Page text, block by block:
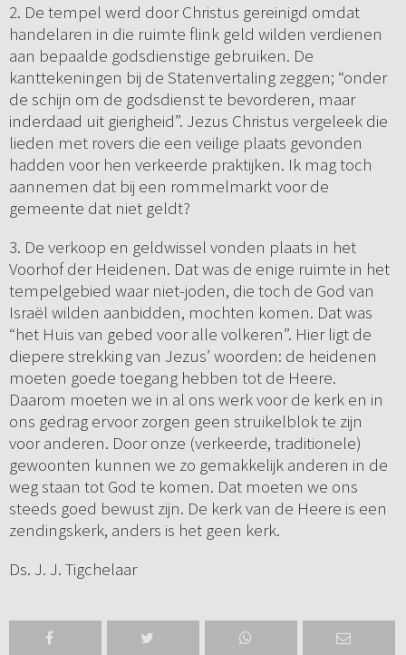
2. De tempel werd door Christus gereinigd omdat
handelaren in die ruimte flink geld wilden verdienen
aan bepaalde godsdienstige gebruiken. De
kanttekeningen bij de Statenvertaling zeggen; “onder
de schijn om de godsdienst te bevorderen, maar
inderdaad uit gierigheid”. Jezus Christus vergeleek die
lieden met rovers die een veilige plaats gevonden
hadden voor hen verkeerde praktijken. Ik mag toch
aannemen dat bij een rommelmarkt voor de
gemeente dat niet geldt?
3. De verkoop en geldwissel vonden plaats in het
Voorhof der Heidenen. Dat was de enige ruimte in het
tempelgebied waar niet-joden, die toch de God van
Israël wilden aanbidden, mochten komen. Dat was
“het Huis van gebed voor alle volkeren”. Hier ligt de
diepere strekking van Jezus’ woorden: de heidenen
moeten goede toegang hebben tot de Heere.
Daarom moeten we in al ons werk voor de kerk en in
ons gedrag ervoor zorgen geen struikelblok te zijn
voor anderen. Door onze (verkeerde, traditionele)
gewoonten kunnen we zo gemakkelijk anderen in de
weg staan tot God te komen. Dat moeten we ons
steeds goed bewust zijn. De kerk van de Heere is een
zendingskerk, anders is het geen kerk.
Ds. J. J. Tigchelaar